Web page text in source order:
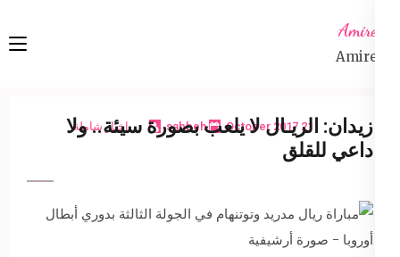
content
Amireta
Amireta
21 October 2017
sabbeh اخبار شاملة
زيدان: الريـال لا يلعب بصورة سيئة.. ولا
داعي للقلق